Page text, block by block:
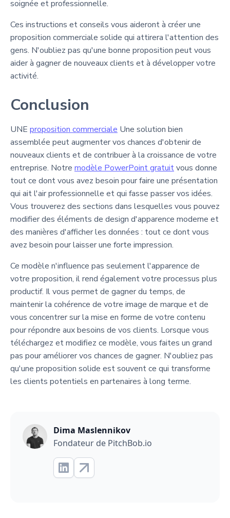
soignée et professionnelle.
Ces instructions et conseils vous aideront à créer une
proposition commerciale solide qui attirera l'attention des
gens. N'oubliez pas qu'une bonne proposition peut vous
aider à gagner de nouveaux clients et à développer votre
activité.
Conclusion
UNE proposition commerciale Une solution bien
assemblée peut augmenter vos chances d'obtenir de
nouveaux clients et de contribuer à la croissance de votre
entreprise. Notre modèle PowerPoint gratuitvous donne
tout ce dont vous avez besoin pour faire une présentation
qui ait l'air professionnelle et qui fasse passer vos idées.
Vous trouverez des sections dans lesquelles vous pouvez
modifier des éléments de design d'apparence moderne et
des manières d'afficher les données : tout ce dont vous
avez besoin pour laisser une forte impression.
Ce modèle n'influence pas seulement l'apparence de
votre proposition, il rend également votre processus plus
productif. Il vous permet de gagner du temps, de
maintenir la cohérence de votre image de marque et de
vous concentrer sur la mise en forme de votre contenu
pour répondre aux besoins de vos clients. Lorsque vous
téléchargez et modifiez ce modèle, vous faites un grand
pas pour améliorer vos chances de gagner. N'oubliez pas
qu'une proposition solide est souvent ce qui transforme
les clients potentiels en partenaires à long terme.
Dima Maslennikov
Fondateur de PitchBob.io